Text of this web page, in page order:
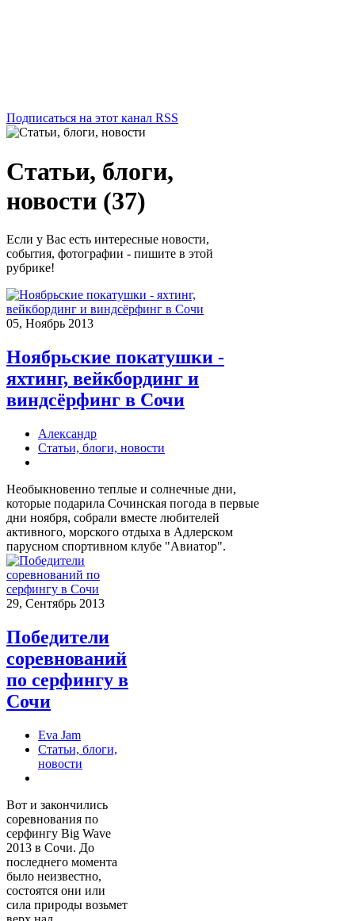
Подписаться на этот канал RSS
Статьи, блоги,
новости (37)
Если у Вас есть интересные новости,
события, фотографии - пишите в этой
рубрике!
05, Ноябрь 2013
Ноябрьские покатушки -
яхтинг, вейкбординг и
виндсёрфинг в Сочи
Александр
Статьи, блоги, новости
Необыкновенно теплые и солнечные дни,
которые подарила Сочинская погода в первые
дни ноября, собрали вместе любителей
активного, морского отдыха в Адлерском
парусном спортивном клубе "Авиатор".
29, Сентябрь 2013
Победители
соревнований
по серфингу в
Сочи
Eva Jam
Статьи, блоги,
новости
Вот и закончились
соревнования по
серфингу Big Wave
2013 в Сочи. До
последнего момента
было неизвестно,
состоятся они или
сила природы возьмет